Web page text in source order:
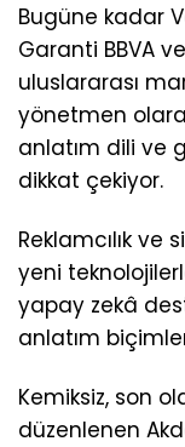
Bugüne kadar
Garanti BBVA
uluslararası
yönetmen
anlatım dili ve
dikkat çekiyor.
Reklamcılık ve
yeni
yapay zekâ
anlatım
Kemiksiz, son
düzenlenen